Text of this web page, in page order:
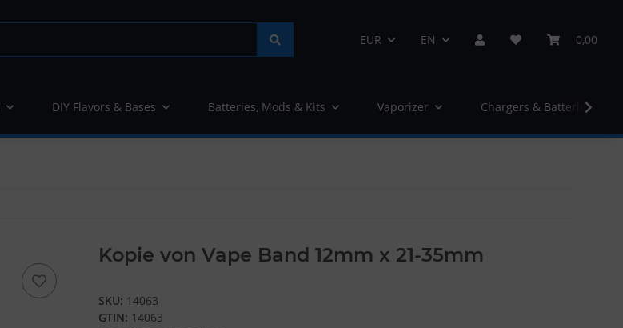
EUR EN 0,00
DIY Flavors & Bases Batteries, Mods & Kits Vaporizer Chargers & Batteries
Kopie von Vape Band 12mm x 21-35mm
SKU: 14063
GTIN: 14063